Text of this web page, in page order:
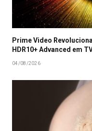
Prime Video
HDR10+ Advanced em
04/08/2026